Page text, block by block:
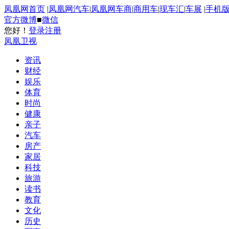
凤凰网首页 |凤凰网汽车|凤凰网车商|商用车|现车汇|车展 |手机版
官方微博■微信
您好！ 登录注册
凤凰卫视
资讯
财经
娱乐
体育
时尚
健康
亲子
汽车
房产
家居
科技
旅游
读书
教育
文化
历史